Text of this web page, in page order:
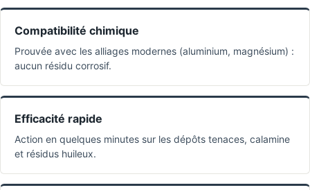
Compatibilité chimique
Prouvée avec les alliages modernes (aluminium, magnésium) :
aucun résidu corrosif.
Efficacité rapide
Action en quelques minutes sur les dépôts tenaces, calamine
et résidus huileux.